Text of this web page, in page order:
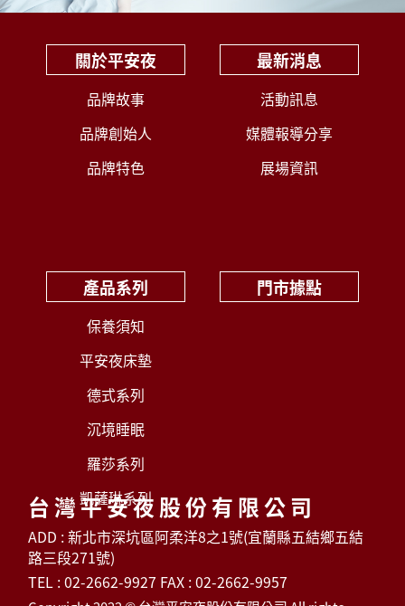
關於平安夜
品牌故事
品牌創始人
品牌特色
最新消息
活動訊息
媒體報導分享
展場資訊
產品系列
保養須知
平安夜床墊
德式系列
沉境睡眠
羅莎系列
凱薩琳系列
門市據點
台灣平安夜股份有限公司
ADD : 新北市深坑區阿柔洋8之1號(宜蘭縣五結鄉五結
路三段271號)
TEL : 02-2662-9927 FAX : 02-2662-9957